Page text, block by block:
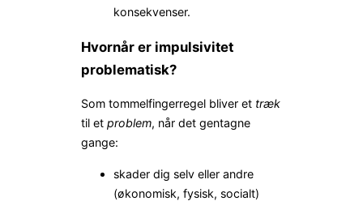
konsekvenser.
Hvornår er impulsivitet
problematisk?
Som tommelfingerregel bliver et træk
til et problem, når det gentagne
gange:
skader dig selv eller andre
(økonomisk, fysisk, socialt)